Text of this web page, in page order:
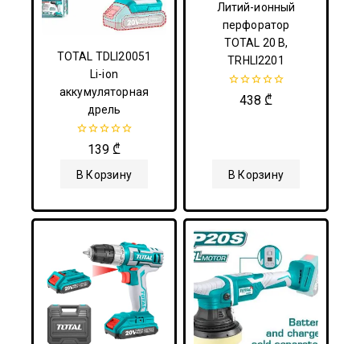
TOTAL TDLI20051
Li-ion
аккумуляторная
дрель
5
139₾
В Корзину
Литий-ионный
перфоратор
TOTAL 20 В,
TRHLI2201
438₾
В Корзину